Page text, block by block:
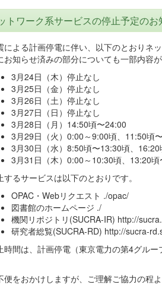
トワーク系サービスの停止予定のお
による計画停電に伴い、以下のとおりネ
お知らせ済みの部分についても一部内容
3月24日（木）停止なし
3月25日（金）停止なし
3月26日（土）停止なし
3月27日（日）停止なし
3月28日（月）14:50頃〜24:00
3月29日（火）0:00～9:00頃、11:50頃
3月30日（水）8:50頃〜13:30頃、16:20
3月31日（木）0:00～10:30頃、13:20頃
するサービスは以下のとおりです。
OPAC・Webリクエスト ./opac/
図書館のホームページ ./
機関リポジトリ(SUCRA-IR) http://
研究者総覧(SUCRA-RD) http://sucra-
時間は、計画停電（東京電力の第4グル
便をおかけしますが、ご理解ご協力の程